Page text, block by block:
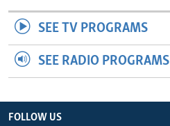
SEE TV PROGRAMS
SEE RADIO PROGRAMS
FOLLOW US